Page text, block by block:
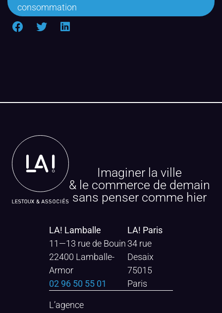
consommation
Imaginer la ville
& le commerce de demain
sans penser comme hier
LA! Lamballe
11—13 rue de Bouin
22400 Lamballe-
Armor
02 96 50 55 01
LA! Paris
34 rue
Desaix
75015
Paris
L’agence